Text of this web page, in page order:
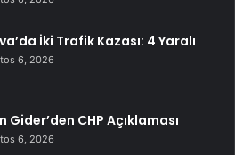
İki Trafik Kazası: 4 Yaralı
6, 2026
Gider’den CHP Açıklaması
6, 2026